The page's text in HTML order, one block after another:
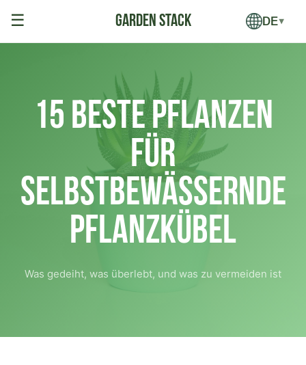
☰ DE▼
15 Beste Pflanzen
für
Selbstbewässernde
Pflanzkübel
Was gedeiht, was überlebt, und was zu vermeiden ist